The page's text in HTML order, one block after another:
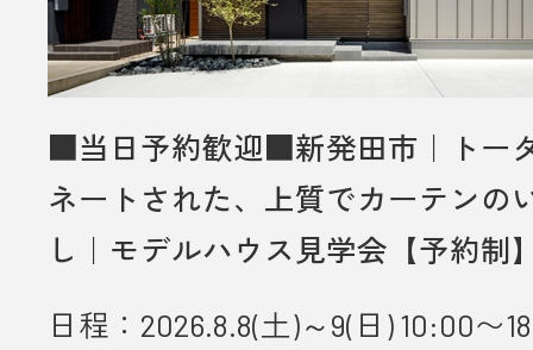
いただきます。
・プレゼントは、1名様（1家族様）1
・未成年者様のみのご来場は対象外
・弊社のアンケートにご協力してい
とが条件となります。
■ 個人情報の取り扱いについて
■当日予約歓迎■新発田市｜トー
ネートされた、上質でカーテンの
し｜モデルハウス見学会【予約制
日程：2026.8.8(土)～9(日) 10:00〜